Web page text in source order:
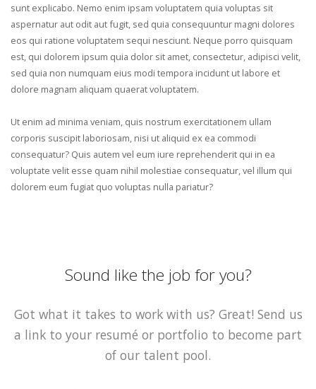
sunt explicabo. Nemo enim ipsam voluptatem quia voluptas sit
aspernatur aut odit aut fugit, sed quia consequuntur magni dolores
eos qui ratione voluptatem sequi nesciunt. Neque porro quisquam
est, qui dolorem ipsum quia dolor sit amet, consectetur, adipisci velit,
sed quia non numquam eius modi tempora incidunt ut labore et
dolore magnam aliquam quaerat voluptatem.
Ut enim ad minima veniam, quis nostrum exercitationem ullam
corporis suscipit laboriosam, nisi ut aliquid ex ea commodi
consequatur? Quis autem vel eum iure reprehenderit qui in ea
voluptate velit esse quam nihil molestiae consequatur, vel illum qui
dolorem eum fugiat quo voluptas nulla pariatur?
Sound like the job for you?
Got what it takes to work with us? Great! Send us
a link to your resumé or portfolio to become part
of our talent pool.